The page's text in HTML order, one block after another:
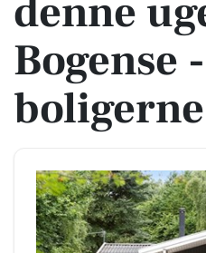
denne
Bogense